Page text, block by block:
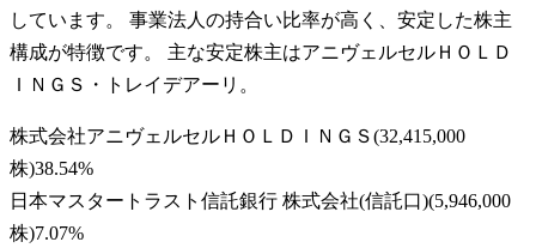
しています。 事業法人の持合い比率が高く、安定した株主
構成が特徴です。 主な安定株主はアニヴェルセルＨＯＬＤ
ＩＮＧＳ・トレイデアーリ。
株式会社アニヴェルセルＨＯＬＤＩＮＧＳ(32,415,000
株)38.54%
日本マスタートラスト信託銀行 株式会社(信託口)(5,946,000
株)7.07%